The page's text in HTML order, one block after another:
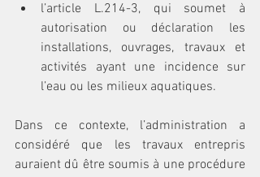
l’article L.214-3, qui soumet à
autorisation ou déclaration les
installations, ouvrages, travaux et
activités ayant une incidence sur
l’eau ou les milieux aquatiques.
Dans ce contexte, l’administration a
considéré que les travaux entrepris
auraient dû être soumis à une procédure